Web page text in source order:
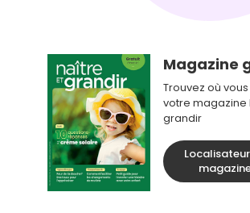
Magazine
Trouvez où
votre magazine
grandir